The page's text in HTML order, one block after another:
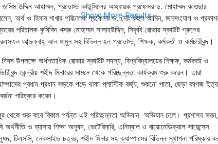
Show More Results
উদ্দিন আহাম্মদ, প্রভোস্ট কাউন্সিলের আহবায়ক প্রফেসর ড. মোহাম্মদ কাওছার
অর্থ ও হিসাব শাখার পরিচালক প্রফেসর ড. মোঃ রুহুল আমিন, জনসংযোগ ও
পরিচালক কৃষিবিদ খসরু মোহাম্মদ সালাহউদ্দিন, সিকৃবি রোভার স্কাউট গ্রুপের
আব্দুল্লাহ্ আল মামুন সহ বিভিন্ন হল প্রভোস্ট, শিক্ষক, কর্মকর্তা ও কর্মচারীবৃন্দ।
দিবস উপলক্ষে অর্ধশতাধিক রোভার স্কাউট সদস্য, বিশ্ববিদ্যালয়ের শিক্ষক, কর্মকর্তা ও
কেন্দ্রীয় শহীদ মিনারের সামনে থেকে পরিচ্ছন্নতা কার্যক্রম শুরু করেন। তারা
প্রধান প্রধান সড়কে পড়ে থাকা প্লাস্টিক বর্জ্য,শুকনো পাতা, ছেড়া কাগজ
পরিষ্কার করেন।
থেকে শুরু করে বিকাল পর্যন্ত এই পরিচ্ছন্নতা অভিযান অভিযান চলে। প্রশাসন ভবন,
অর্থনীতি ও ব্যাসায় শিক্ষা অনুষদ, ভেটেরিনারি, এনিম্যাল ও বায়োমেডিক্যাল সায়েন্সেস
, টিএসসি, লেকসাইড চত্বর, শহীদ মিনার সহ ক্যাম্পাসের বিভিন্ন স্থাপনা পরিষ্কার